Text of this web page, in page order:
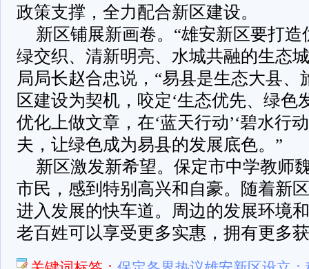
政策支撑，全力配合新区建设。
新区铺展新画卷。“雄安新区要打
绿交织、清新明亮、水城共融的生态
局局长赵合忠说，“易县是生态大县、
区建设为契机，咬定‘生态优先、绿色
优化上做文章，在‘蓝天行动’‘碧水行
夫，让绿色成为易县的发展底色。”
新区激发新希望。保定市中学教师
市民，感到特别高兴和自豪。随着新
进入发展的快车道。周边的发展环境
老百姓可以享受更多实惠，拥有更多